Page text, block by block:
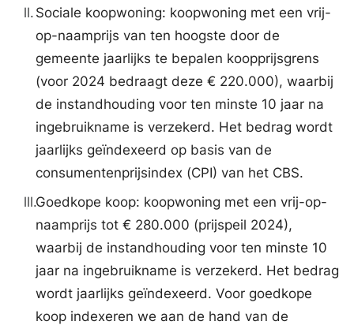
ll. Sociale koopwoning: koopwoning met een vrij-
op-naamprijs van ten hoogste door de
gemeente jaarlijks te bepalen koopprijsgrens
(voor 2024 bedraagt deze € 220.000), waarbij
de instandhouding voor ten minste 10 jaar na
ingebruikname is verzekerd. Het bedrag wordt
jaarlijks geïndexeerd op basis van de
consumentenprijsindex (CPI) van het CBS.
lll.Goedkope koop: koopwoning met een vrij-op-
naamprijs tot € 280.000 (prijspeil 2024),
waarbij de instandhouding voor ten minste 10
jaar na ingebruikname is verzekerd. Het bedrag
wordt jaarlijks geïndexeerd. Voor goedkope
koop indexeren we aan de hand van de